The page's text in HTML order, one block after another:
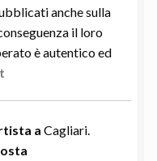
anche sulla
il loro
è autentico ed
a Cagliari.